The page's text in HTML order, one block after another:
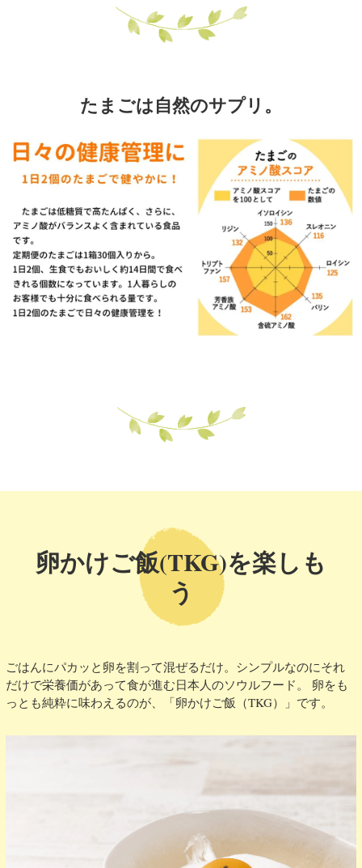
たまごは自然のサプリ。
卵かけご飯(TKG)を楽しも
う
ごはんにパカッと卵を割って混ぜるだけ。シンプルなのにそれ
だけで栄養価があって食が進む日本人のソウルフード。 卵をも
っとも純粋に味わえるのが、「卵かけご飯（TKG）」です。